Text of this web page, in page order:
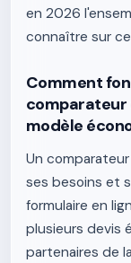
en 2026
connaître sur
Comment
comparateur
modèle
Un
ses besoins et
formulaire en
plusieurs devis
partenaires de